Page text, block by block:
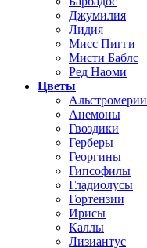
Джумилия
Лидия
Мисс Пигги
Мисти Баблс
Ред Наоми
Цветы
Альстромерии
Анемоны
Гвоздики
Герберы
Георгины
Гипсофилы
Гладиолусы
Гортензии
Ирисы
Каллы
Лизиантус